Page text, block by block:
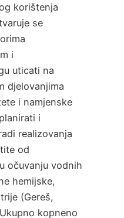
korištenja
se
i
uticati na
djelovanjima
i namjenske
i
realizovanja
od
očuvanju vodnih
hemijske,
(Gereš,
kopneno